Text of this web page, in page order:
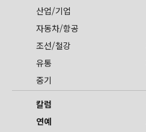
산업/기업
자동차/항공
조선/철강
유통
중기
칼럼
연예